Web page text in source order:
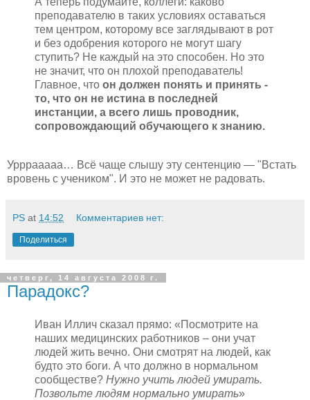
преподавателю в таких условиях оставаться
тем центром, которому все заглядывают в рот
и без одобрения которого не могут шагу
ступить? Не каждый на это способен. Но это
не значит, что он плохой преподаватель!
Главное, что он должен понять и принять -
то, что он не истина в последней
инстанции, а всего лишь проводник,
сопровождающий обучающего к знанию.
Урррааааа… Всё чаще слышу эту сентенцию — "Встать
вровень с учеником". И это не может не радовать.
PS at 14:52 Комментариев нет:
Поделиться
четверг, 14 августа 2008 г.
Парадокс?
Иван Иллич сказал прямо: «Посмотрите на
наших медицинских работников – они учат
людей жить вечно. Они смотрят на людей, как
будто это боги. А что должно в нормальном
сообществе? Нужно учить людей умирать.
Позвольте людям нормально умирать»